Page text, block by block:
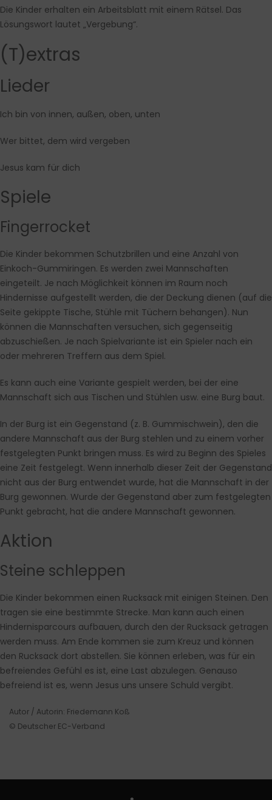
Die Kinder erhalten ein Arbeitsblatt mit einem Rätsel. Das
Lösungswort lautet „Vergebung“.
(T)extras
Lieder
Ich bin von innen, außen, oben, unten
Wer bittet, dem wird vergeben
Jesus kam für dich
Spiele
Fingerrocket
Die Kinder bekommen Schutzbrillen und eine Anzahl von
Einkoch-Gummiringen. Es werden zwei Mannschaften
eingeteilt. Je nach Möglichkeit können im Raum noch
Hindernisse aufgestellt werden, die der Deckung dienen (auf die
Seite gekippte Tische, Stühle mit Tüchern behangen). Nun
können die Mannschaften versuchen, sich gegenseitig
abzuschießen. Je nach Spielvariante ist ein Spieler nach ein
oder mehreren Treffern aus dem Spiel.
Es kann auch eine Variante gespielt werden, bei der eine
Mannschaft sich aus Tischen und Stühlen usw. eine Burg baut.
In der Burg ist ein Gegenstand (z. B. Gummischwein), den die
andere Mannschaft aus der Burg stehlen und zu einem vorher
festgelegten Punkt bringen muss. Es wird zu Beginn des Spieles
eine Zeit festgelegt. Wenn innerhalb dieser Zeit der Gegenstand
nicht aus der Burg entwendet wurde, hat die Mannschaft in der
Burg gewonnen. Wurde der Gegenstand aber zum festgelegten
Punkt gebracht, hat die andere Mannschaft gewonnen.
Aktion
Steine schleppen
Die Kinder bekommen einen Rucksack mit einigen Steinen. Den
tragen sie eine bestimmte Strecke. Man kann auch einen
Hindernisparcours aufbauen, durch den der Rucksack getragen
werden muss. Am Ende kommen sie zum Kreuz und können
den Rucksack dort abstellen. Sie können erleben, was für ein
befreiendes Gefühl es ist, eine Last abzulegen. Genauso
befreiend ist es, wenn Jesus uns unsere Schuld vergibt.
Autor / Autorin: Friedemann Koß
© Deutscher EC-Verband